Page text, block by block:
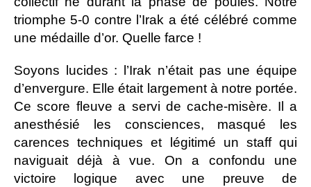
triomphe 5-0 contre l’Irak a été célébré comme
une médaille d’or. Quelle farce !
Soyons lucides : l’Irak n’était pas une équipe
d’envergure. Elle était largement à notre portée.
Ce score fleuve a servi de cache-misère. Il a
anesthésié les consciences, masqué les
carences techniques et légitimé un staff qui
naviguait déjà à vue. On a confondu une
victoire logique avec une preuve de